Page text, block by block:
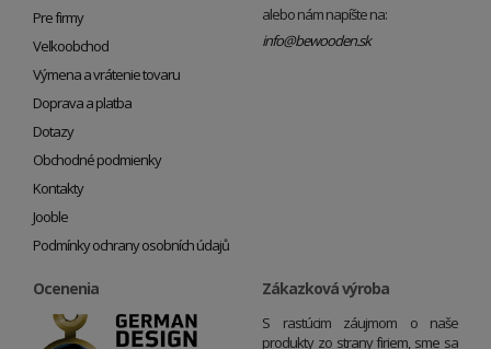
Pre firmy
Veľkoobchod
Výmena a vrátenie tovaru
Doprava a platba
Dotazy
Obchodné podmienky
Kontakty
Jooble
Podmínky ochrany osobních údajů
alebo nám napíšte na:
info@bewooden.sk
Ocenenia Zákazková výroba
S rastúcim záujmom o naše
produkty zo strany firiem, sme sa